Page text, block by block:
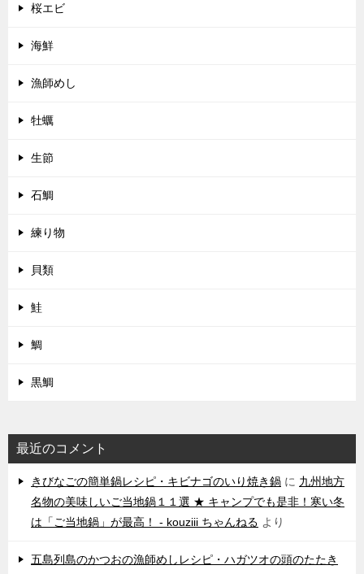
桜エビ
海鮮
漁師めし
牡蠣
生節
石鯛
練り物
貝類
鮭
鯛
黒鯛
最近のコメント
きびなごの簡単鍋レシピ・キビナゴのいり焼き鍋 に 九州地方
名物の美味しいご当地鍋１１選 ★ キャンプでも是非！寒い冬
は「ご当地鍋」が最高！ - kouziii ちゃんねる より
五島列島のかつおの漁師めしレシピ・ハガツオの頭のたたき